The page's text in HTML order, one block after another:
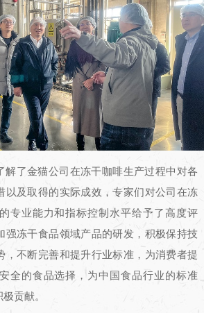
解了金猫公司在冻干咖啡生产过程中对各
以及取得的实际成效，专家们对公司在冻
专业能力和指标控制水平给予了高度评
强冻干食品领域产品的研发，积极保持技
，不断完善和提升行业标准，为消费者提
全的食品选择，为中国食品行业的标准
贡献。